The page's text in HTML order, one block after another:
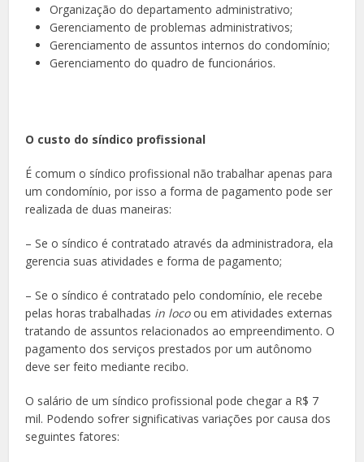
Organização do departamento administrativo;
Gerenciamento de problemas administrativos;
Gerenciamento de assuntos internos do condomínio;
Gerenciamento do quadro de funcionários.
O custo do síndico profissional
É comum o síndico profissional não trabalhar apenas para
um condomínio, por isso a forma de pagamento pode ser
realizada de duas maneiras:
– Se o síndico é contratado através da administradora, ela
gerencia suas atividades e forma de pagamento;
– Se o síndico é contratado pelo condomínio, ele recebe
pelas horas trabalhadas in locoou em atividades externas
tratando de assuntos relacionados ao empreendimento. O
pagamento dos serviços prestados por um autônomo
deve ser feito mediante recibo.
O salário de um síndico profissional pode chegar a R$ 7
mil. Podendo sofrer significativas variações por causa dos
seguintes fatores: